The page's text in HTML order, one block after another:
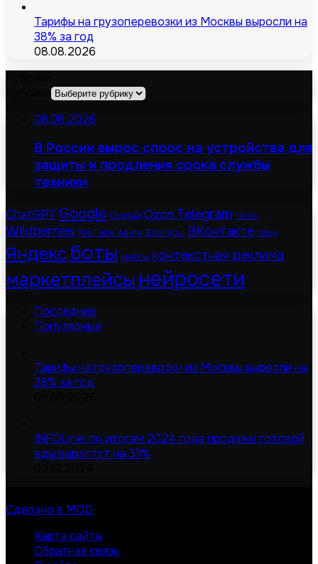
Тарифы на грузоперевозки из Москвы выросли на
38% за год
08.08.2026
08.08.2026
В России вырос спрос на устройства для
защиты и продления срока службы
техники
ChatGPT Google OpenAI Ozon Telegram TikTok
Wildberries YouTube Авито Блогеры ВКонтакте Сбер
Яндексботы кейсы контекстная реклама
маркетплейсы нейросети
Последние
Популярные
Тарифы на грузоперевозки из Москвы выросли на
38% за год
INFOLine: по итогам 2024 года продажи готовой
еды вырастут на 33%
Сделано в MOD
Карта сайта
Обратная связь